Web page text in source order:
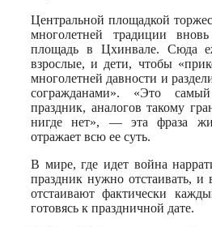
Центральной площадкой
многолетней традиции вновь
площадь в Цхинвале. Сюда
взрослые, и дети, чтобы
многолетней давности и
согражданами». «Это
праздник, аналогов такому
нигде нет», — эта фраза
отражает всю ее суть.
В мире, где идет война
праздник нужно отстаивать,
отстаивают фактически
готовясь к праздничной дате.